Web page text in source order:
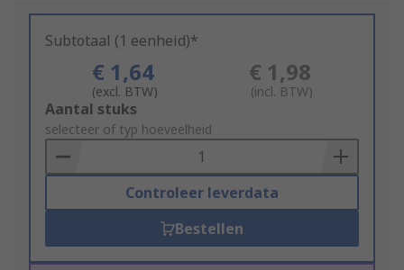
Subtotaal (1 eenheid)*
€ 1,64
(excl. BTW)
€ 1,98
(incl. BTW)
Add
to
Basket
Aantal stuks
selecteer of typ hoeveelheid
Controleer leverdata
Bestellen